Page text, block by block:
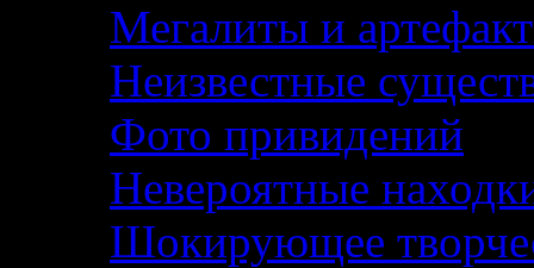
Мегалиты и
Неизвестные
Фото привидений
Невероятные
Шокирующее